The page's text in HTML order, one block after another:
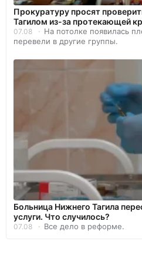
Прокуратуру просят
Тагилом из-за протекающей
07.08
На потолке появилась
перевели в другие группы.
Больница Нижнего Тагила
услуги. Что случилось?
07.08 Все дело в реформе.